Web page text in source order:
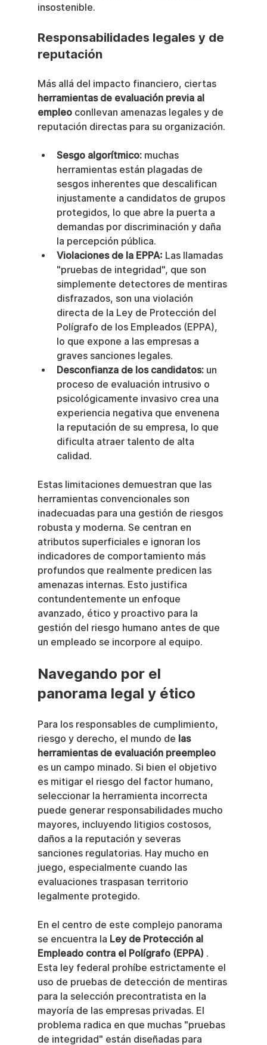
insostenible.
Responsabilidades legales y de
reputación
Más allá del impacto financiero, ciertas
herramientas de evaluación previa al
empleo conllevan amenazas legales y de
reputación directas para su organización.
Sesgo algorítmico: muchas
herramientas están plagadas de
sesgos inherentes que descalifican
injustamente a candidatos de grupos
protegidos, lo que abre la puerta a
demandas por discriminación y daña
la percepción pública.
Violaciones de la EPPA: Las llamadas
"pruebas de integridad", que son
simplemente detectores de mentiras
disfrazados, son una violación
directa de la Ley de Protección del
Polígrafo de los Empleados (EPPA),
lo que expone a las empresas a
graves sanciones legales.
Desconfianza de los candidatos: un
proceso de evaluación intrusivo o
psicológicamente invasivo crea una
experiencia negativa que envenena
la reputación de su empresa, lo que
dificulta atraer talento de alta
calidad.
Estas limitaciones demuestran que las
herramientas convencionales son
inadecuadas para una gestión de riesgos
robusta y moderna. Se centran en
atributos superficiales e ignoran los
indicadores de comportamiento más
profundos que realmente predicen las
amenazas internas. Esto justifica
contundentemente un enfoque
avanzado, ético y proactivo para la
gestión del riesgo humano antes de que
un empleado se incorpore al equipo.
Navegando por el
panorama legal y ético
Para los responsables de cumplimiento,
riesgo y derecho, el mundo de las
herramientas de evaluación preempleo
es un campo minado. Si bien el objetivo
es mitigar el riesgo del factor humano,
seleccionar la herramienta incorrecta
puede generar responsabilidades mucho
mayores, incluyendo litigios costosos,
daños a la reputación y severas
sanciones regulatorias. Hay mucho en
juego, especialmente cuando las
evaluaciones traspasan territorio
legalmente protegido.
En el centro de este complejo panorama
se encuentra la Ley de Protección al
Empleado contra el Polígrafo (EPPA) .
Esta ley federal prohíbe estrictamente el
uso de pruebas de detección de mentiras
para la selección precontratista en la
mayoría de las empresas privadas. El
problema radica en que muchas "pruebas
de integridad" están diseñadas para